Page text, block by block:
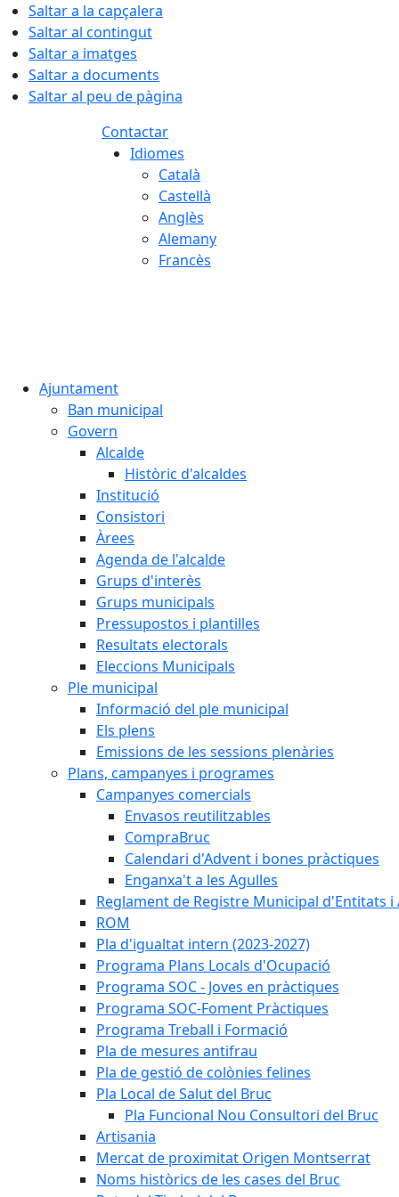
Saltar a la capçalera
Saltar al contingut
Saltar a imatges
Saltar a documents
Saltar al peu de pàgina
Contactar
Idiomes
Català
Castellà
Anglès
Alemany
Francès
Ajuntament
Ban municipal
Govern
Alcalde
Històric d'alcaldes
Institució
Consistori
Àrees
Agenda de l'alcalde
Grups d'interès
Grups municipals
Pressupostos i plantilles
Resultats electorals
Eleccions Municipals
Ple municipal
Informació del ple municipal
Els plens
Emissions de les sessions plenàries
Plans, campanyes i programes
Campanyes comercials
Envasos reutilitzables
CompraBruc
Calendari d'Advent i bones pràctiques
Enganxa't a les Agulles
Reglament de Registre Municipal d'Entitats i
ROM
Pla d'igualtat intern (2023-2027)
Programa Plans Locals d'Ocupació
Programa SOC - Joves en pràctiques
Programa SOC-Foment Pràctiques
Programa Treball i Formació
Pla de mesures antifrau
Pla de gestió de colònies felines
Pla Local de Salut del Bruc
Pla Funcional Nou Consultori del Bruc
Artisania
Mercat de proximitat Origen Montserrat
Noms històrics de les cases del Bruc